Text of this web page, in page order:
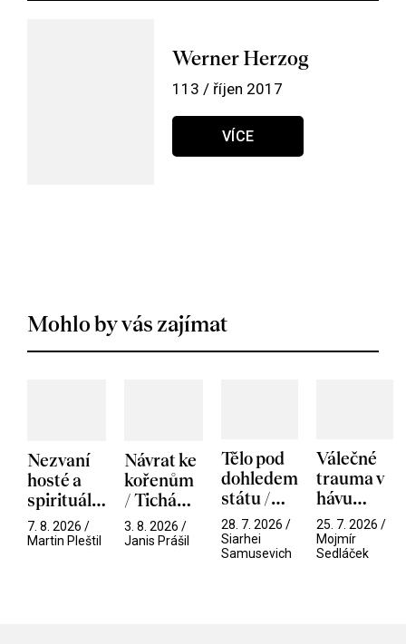
Werner Herzog
113 / říjen 2017
VÍCE
Mohlo by vás zajímat
Nezvaní
hosté a
spirituální
narušitelé
z vesmíru
7. 8. 2026 /
Martin Pleštil
Návrat ke
kořenům
/ Tichá
přítelkyně
3. 8. 2026 /
Janis Prášil
Tělo pod
dohledem
státu /
Pramen
28. 7. 2026 /
Siarhei
Samusevich
Válečné
trauma v
hávu
spektáklu
/ Odyssea
25. 7. 2026 /
Mojmír
Sedláček